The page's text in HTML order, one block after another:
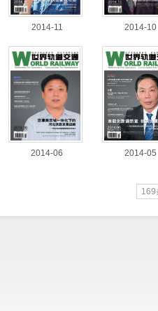
2014-11 2014-10
2014-06 2014-05
169